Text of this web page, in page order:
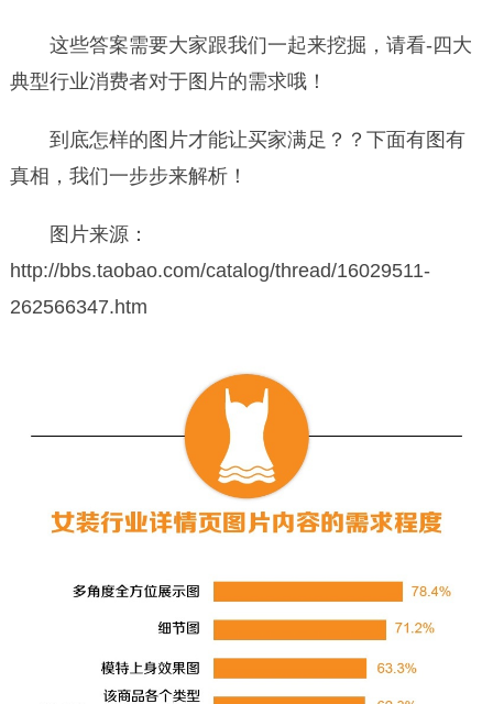
这些答案需要大家跟我们一起来挖掘，请看-四大
典型行业消费者对于图片的需求哦！
到底怎样的图片才能让买家满足？？下面有图有
真相，我们一步步来解析！
图片来源：
http://bbs.taobao.com/catalog/thread/16029511-
262566347.htm